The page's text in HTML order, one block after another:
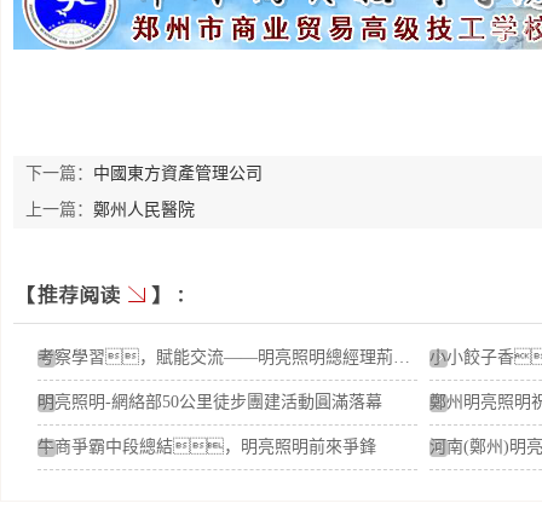
下一篇： 中國東方資產管理公司
上一篇： 鄭州人民醫院
考察學習，賦能交流——明亮照明總經理荊明慧蓄勢賦能進行時
明亮照明-網絡部50公里徒步團建活動圓滿落幕
牛商爭霸中段總結，明亮照明前來爭鋒 河南(鄭州)明